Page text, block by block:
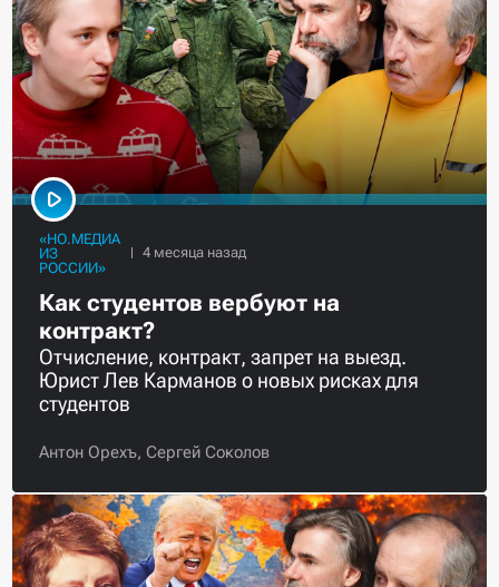
«НО.МЕДИА
ИЗ
РОССИИ»
Как студентов вербуют на
контракт?
Отчисление, контракт, запрет на выезд.
Юрист Лев Карманов о новых рисках для
студентов
Антон Орехъ, Сергей Соколов